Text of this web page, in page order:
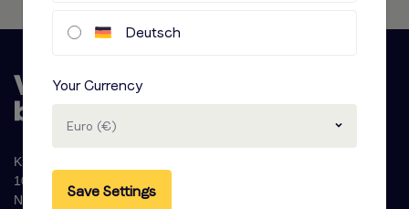
Krijn Taconiskade 286
1087 HW Amsterdam
Nederland
Deutsch
Your Currency
Euro (€)
Save Settings